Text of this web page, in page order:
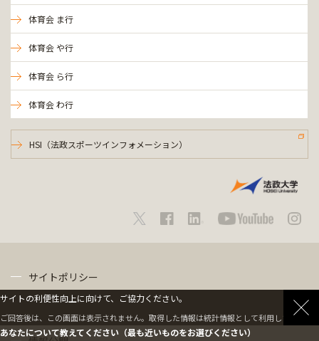
体育会 ま行
体育会 や行
体育会 ら行
体育会 わ行
HSI（法政スポーツインフォメーション）
サイトポリシー
サイトの利便性向上に向けて、ご協力ください。
ご回答後は、この画面は表示されません。取得した情報は統計情報として利用します。
あなたについて教えてください（最も近いものをお選びください）